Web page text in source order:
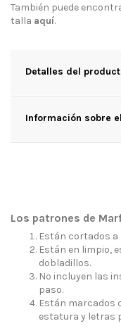
También puede
talla aquí.
Detalles del
Información sobre
Los patrones de
Están cortados a
Están en limpio,
dobladillos.
No incluyen las
paso.
Están marcados
estatura y letras